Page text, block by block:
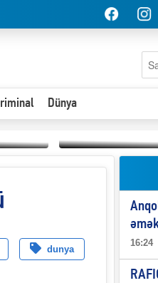
Dünya
“Qeyri-səlis
dil-nitq” elmimizə
dunya
16:24